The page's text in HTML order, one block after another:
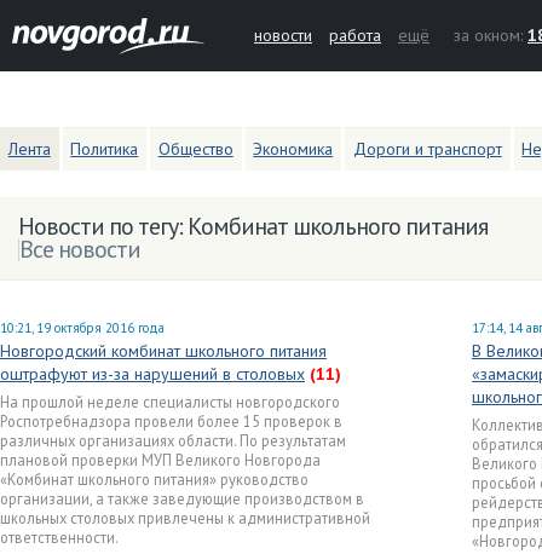
новости работа ещё за окном:
Лента Политика Общество Экономика Дороги и транспорт
Новости по тегу: Комбинат школьного питания
Все новости
10:21, 19 октября 2016 года
Новгородский комбинат школьного питания
оштрафуют из-за нарушений в столовых (11)
На прошлой неделе специалисты новгородского
Роспотребнадзора провели более 15 проверок в
различных организациях области. По результатам
плановой проверки МУП Великого Новгорода
«Комбинат школьного питания» руководство
организации, а также заведующие производством в
школьных столовых привлечены к административной
ответственности.
17:14, 14
В
просьбой